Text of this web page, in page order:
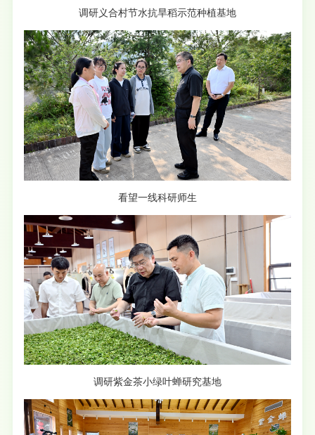
调研义合村节水抗旱稻示范种植基地
看望一线科研师生
调研紫金茶小绿叶蝉研究基地